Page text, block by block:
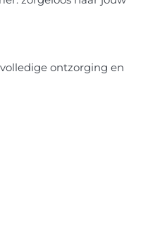
ontzorging en